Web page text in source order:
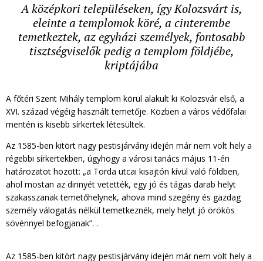
A középkori településeken, így Kolozsvárt is,
eleinte a templomok köré, a cinterembe
temetkeztek, az egyházi személyek, fontosabb
tisztségviselők pedig a templom földjébe,
kriptájába
A főtéri Szent Mihály templom körül alakult ki Kolozsvár első, a
XVI. század végéig használt temetője. Közben a város védőfalai
mentén is kisebb sírkertek létesültek.
Az 1585-ben kitört nagy pestisjárvány idején már nem volt hely a
régebbi sírkertekben, úgyhogy a városi tanács május 11-én
határozatot hozott: „a Torda utcai kisajtón kívül való földben,
ahol mostan az dinnyét vetették, egy jó és tágas darab helyt
szakasszanak temetőhelynek, ahova mind szegény és gazdag
személy válogatás nélkül temetkeznék, mely helyt jó örökös
sövénnyel befogjanak”. .
Az 1585-ben kitört nagy pestisjárvány idején már nem volt hely a